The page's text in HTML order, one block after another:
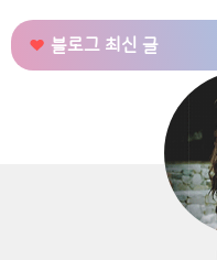
블로그 최신 글